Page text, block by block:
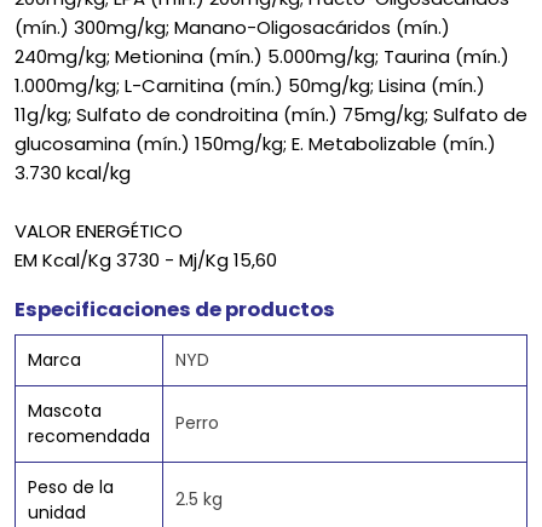
(mín.) 300mg/kg; Manano-Oligosacáridos (mín.)
240mg/kg; Metionina (mín.) 5.000mg/kg; Taurina (mín.)
1.000mg/kg; L-Carnitina (mín.) 50mg/kg; Lisina (mín.)
11g/kg; Sulfato de condroitina (mín.) 75mg/kg; Sulfato de
glucosamina (mín.) 150mg/kg; E. Metabolizable (mín.)
3.730 kcal/kg
VALOR ENERGÉTICO
EM Kcal/Kg 3730 - Mj/Kg 15,60
Especificaciones de productos
Marca NYD
Mascota
recomendada
Perro
Peso de la
unidad
2.5 kg